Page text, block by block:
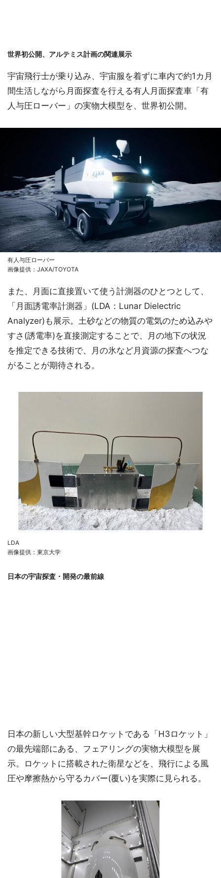
世界初公開、アルテミス計画の関連展示
宇宙飛行士が乗り込み、宇宙服を着ずに車内で約1カ月
間生活しながら月面探査を行える有人月面探査車「有
人与圧ローバー」の実物大模型を、世界初公開。
有人与圧ローバー
画像提供：JAXA/TOYOTA
また、月面に直接置いて使う計測器のひとつとして、
「月面誘電率計測器」(LDA：Lunar Dielectric
Analyzer)も展示。土砂などの物質の電気のため込みや
すさ(誘電率)を直接測定することで、月の地下の状況
を推定できる技術で、月の氷など月資源の探査へつな
がることが期待される。
LDA
画像提供：東京大学
日本の宇宙探査・開発の最前線
日本の新しい大型基幹ロケットである「H3ロケット」
の最先端部にある、フェアリングの実物大模型を展
示。ロケットに搭載された衛星などを、飛行による風
圧や摩擦熱から守るカバー(覆い)を実際に見られる。